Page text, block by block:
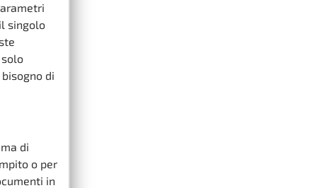
singolo
di
di
o per
in